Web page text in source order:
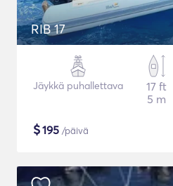
RIB 17
Jäykkä puhallettava
17 ft
5 m
$195 /päivä